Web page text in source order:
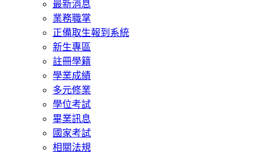
最新消息
業務職掌
正備取生報到系統
新生專區
註冊學籍
學業成績
多元修業
學位考試
畢業訊息
國家考試
相關法規